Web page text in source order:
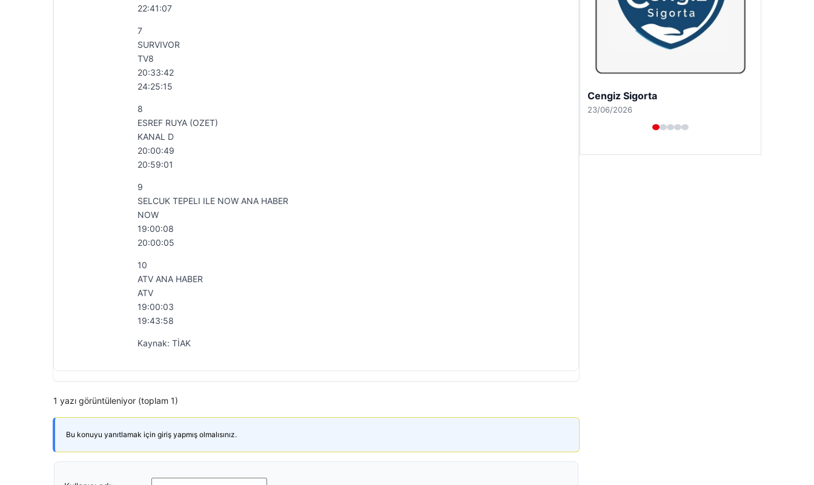
22:41:07
7
SURVIVOR
TV8
20:33:42
24:25:15
8
ESREF RUYA (OZET)
KANAL D
20:00:49
20:59:01
9
SELCUK TEPELI ILE NOW ANA HABER
NOW
19:00:08
20:00:05
10
ATV ANA HABER
ATV
19:00:03
19:43:58
Kaynak: TİAK
1 yazı görüntüleniyor (toplam 1)
Bu konuyu yanıtlamak için giriş yapmış olmalısınız.
Cengiz Sigorta
23/06/2026